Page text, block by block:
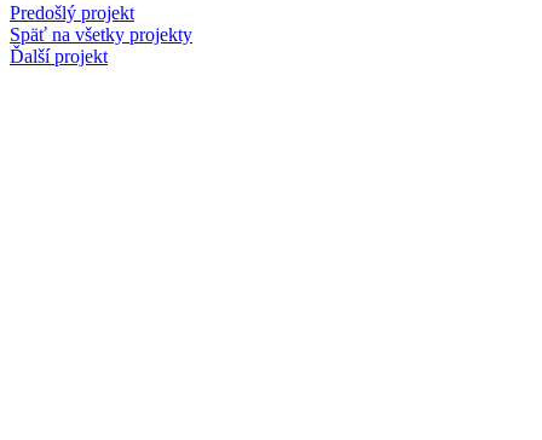
Predošlý projekt
Späť na všetky projekty
Ďalší projekt